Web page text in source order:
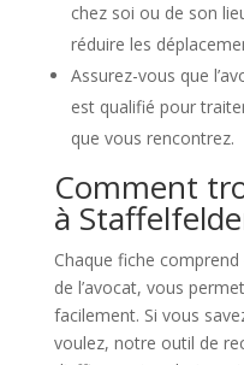
chez soi ou de son
réduire les
Assurez-vous que
est qualifié pour
que vous rencontrez.
Comment
à
Chaque fiche
de l’avocat, vous
facilement. Si vous
voulez, notre outil de